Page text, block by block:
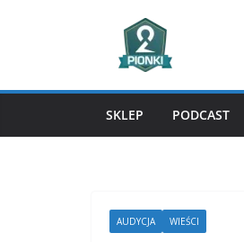
SKLEP PODCAST
AUDYCJA WIEŚCI